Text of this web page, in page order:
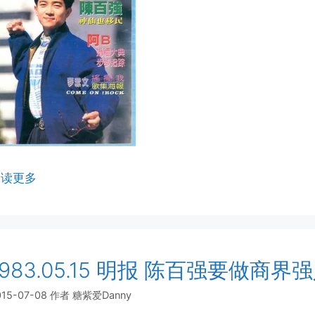
更多
明报 陈百强要做商界
07-08 作者 糖紫爱Danny